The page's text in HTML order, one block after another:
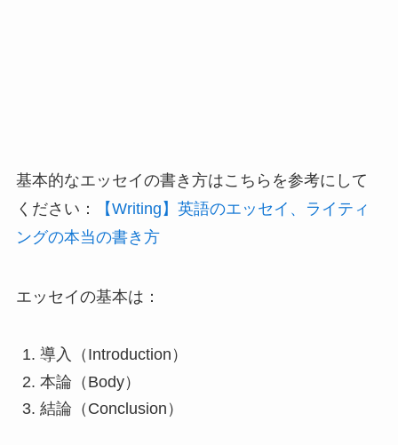
基本的なエッセイの書き方はこちらを参考にして
ください：
【Writing】英語のエッセイ、ライティ
ングの本当の書き方
エッセイの基本は：
導入（Introduction）
本論（Body）
結論（Conclusion）